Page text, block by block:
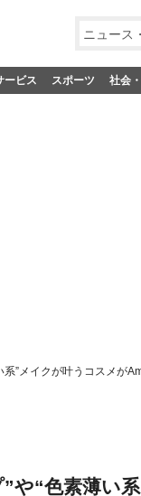
ニュース
ービス スポーツ 社会
系”メイクが叶うコスメが
や“色素薄い